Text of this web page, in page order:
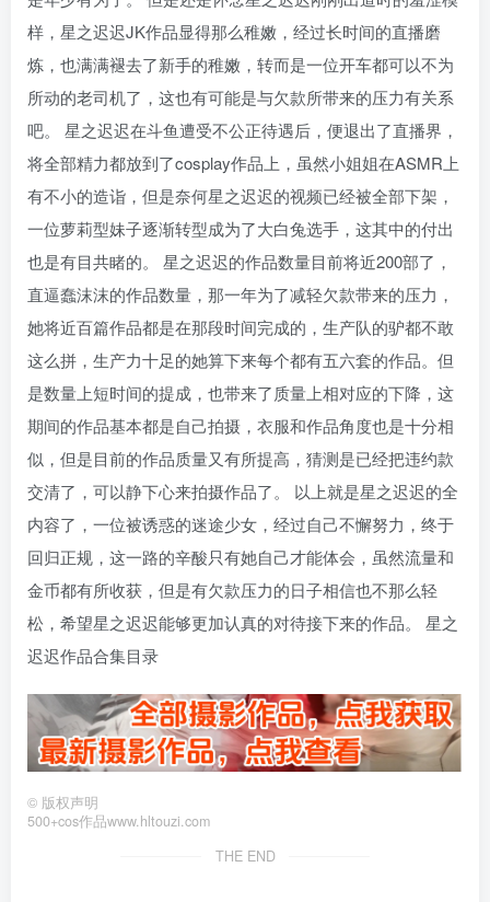
样，星之迟迟JK作品显得那么稚嫩，经过长时间的直播磨
炼，也满满褪去了新手的稚嫩，转而是一位开车都可以不为
所动的老司机了，这也有可能是与欠款所带来的压力有关系
吧。 星之迟迟在斗鱼遭受不公正待遇后，便退出了直播界，
将全部精力都放到了cosplay作品上，虽然小姐姐在ASMR上
有不小的造诣，但是奈何星之迟迟的视频已经被全部下架，
一位萝莉型妹子逐渐转型成为了大白兔选手，这其中的付出
也是有目共睹的。 星之迟迟的作品数量目前将近200部了，
直逼蠢沫沫的作品数量，那一年为了减轻欠款带来的压力，
她将近百篇作品都是在那段时间完成的，生产队的驴都不敢
这么拼，生产力十足的她算下来每个都有五六套的作品。但
是数量上短时间的提成，也带来了质量上相对应的下降，这
期间的作品基本都是自己拍摄，衣服和作品角度也是十分相
似，但是目前的作品质量又有所提高，猜测是已经把违约款
交清了，可以静下心来拍摄作品了。 以上就是星之迟迟的全
内容了，一位被诱惑的迷途少女，经过自己不懈努力，终于
回归正规，这一路的辛酸只有她自己才能体会，虽然流量和
金币都有所收获，但是有欠款压力的日子相信也不那么轻
松，希望星之迟迟能够更加认真的对待接下来的作品。 星之
迟迟作品合集目录
© 版权声明
500+cos作品www.hltouzi.com
THE END